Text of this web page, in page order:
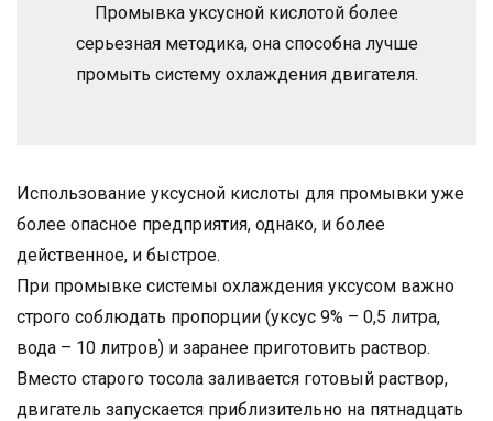
Промывка уксусной кислотой более
серьезная методика, она способна лучше
промыть систему охлаждения двигателя.
Использование уксусной кислоты для промывки уже
более опасное предприятия, однако, и более
действенное, и быстрое.
При промывке системы охлаждения уксусом важно
строго соблюдать пропорции (уксус 9% – 0,5 литра,
вода – 10 литров) и заранее приготовить раствор.
Вместо старого тосола заливается готовый раствор,
двигатель запускается приблизительно на пятнадцать